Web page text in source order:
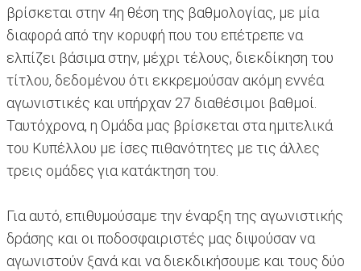
βρίσκεται στην 4η θέση της βαθμολογίας, με μία
διαφορά από την κορυφή που του επέτρεπε να
ελπίζει βάσιμα στην, μέχρι τέλους, διεκδίκηση του
τίτλου, δεδομένου ότι εκκρεμούσαν ακόμη εννέα
αγωνιστικές και υπήρχαν 27 διαθέσιμοι βαθμοί.
Ταυτόχρονα, η Ομάδα μας βρίσκεται στα ημιτελικά
του Κυπέλλου με ίσες πιθανότητες με τις άλλες
τρεις ομάδες για κατάκτηση του.
Για αυτό, επιθυμούσαμε την έναρξη της αγωνιστικής
δράσης και οι ποδοσφαιριστές μας διψούσαν να
αγωνιστούν ξανά και να διεκδικήσουμε και τους δύο